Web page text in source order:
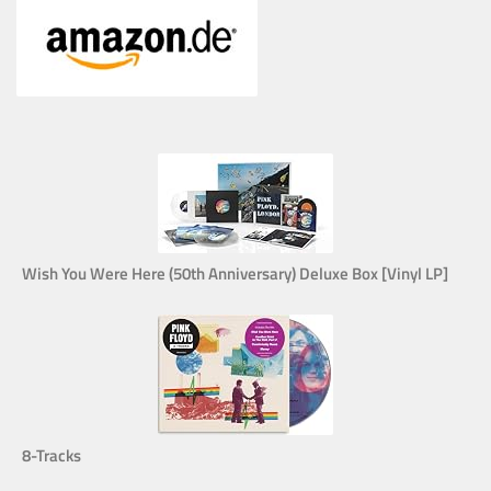
Wish You Were Here (50th Anniversary) Deluxe Box [Vinyl LP]
8-Tracks